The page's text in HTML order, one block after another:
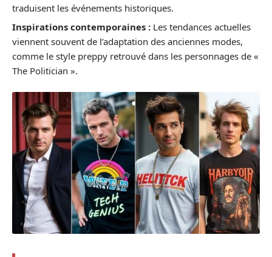
traduisent les événements historiques.
Inspirations contemporaines : Les tendances actuelles
viennent souvent de l’adaptation des anciennes modes,
comme le style preppy retrouvé dans les personnages de «
The Politician ».